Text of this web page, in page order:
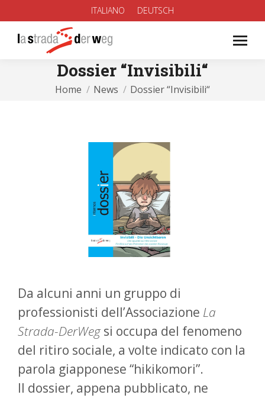
ITALIANO DEUTSCH
Dossier “Invisibili“
You are here:
Home News Dossier “Invisibili“
Da alcuni anni un gruppo di
professionisti dell’Associazione La
Strada-DerWegsi occupa del fenomeno
del ritiro sociale, a volte indicato con la
parola giapponese “hikikomori”.
Il dossier, appena pubblicato, ne